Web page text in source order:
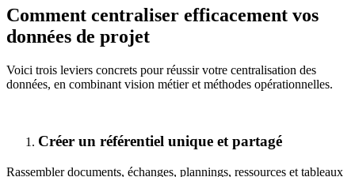
Comment centraliser efficacement vos
données de projet
Voici trois leviers concrets pour réussir votre centralisation des
données, en combinant vision métier et méthodes opérationnelles.
Créer un référentiel unique et partagé
Rassembler documents, échanges, plannings, ressources et tableaux